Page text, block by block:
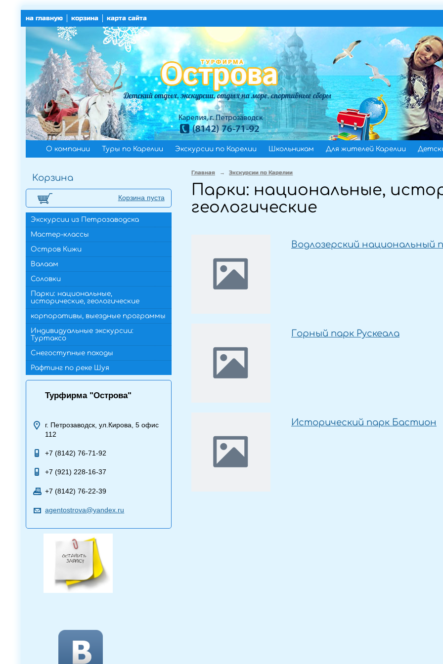
на главную корзина карта сайта
О компании Туры по Карелии Экскурсии по Карелии Школьникам Для жителей Карелии
Корзина
Корзина пуста
Экскурсии из Петрозаводска
Мастер-классы
Остров Кижи
Валаам
Соловки
Парки: национальные,
исторические, геологические
корпоративы, выездные программы
Индивидуальные экскурсии:
Туртаксо
Снегоступные походы
Рафтинг по реке Шуя
Турфирма "Острова"
г. Петрозаводск, ул.Кирова, 5 офис
112
+7 (8142) 76-71-92
+7 (921) 228-16-37
+7 (8142) 76-22-39
agentostrova@yandex.ru
Главная → Экскурсии по Карелии
Парки: национальные,
геологические
Водлозерский национальный
Горный парк Рускеала
Исторический парк Бастион